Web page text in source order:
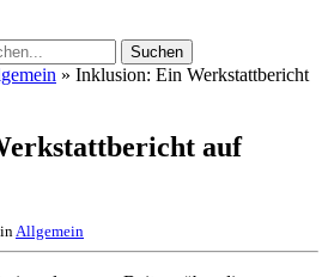
Suchen
» Inklusion: Ein Werkstattbericht
auf
Allgemein